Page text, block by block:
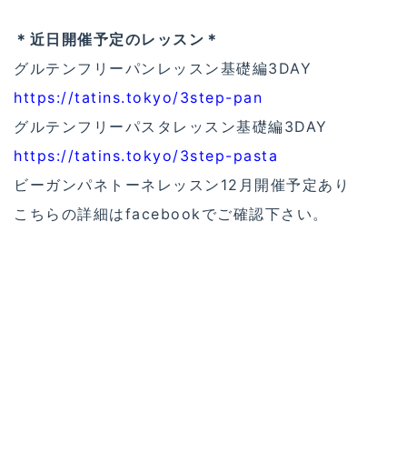
＊近日開催予定のレッスン＊
グルテンフリーパンレッスン基礎編3DAY
https://tatins.tokyo/3step-pan
グルテンフリーパスタレッスン基礎編3DAY
https://tatins.tokyo/3step-pasta
ビーガンパネトーネレッスン12月開催予定あり
こちらの詳細はfacebookでご確認下さい。